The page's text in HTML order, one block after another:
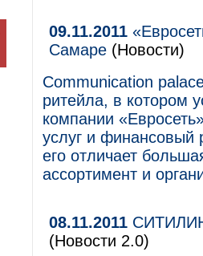
09.11.2011
Самаре (Новости)
Communication
ритейла, в котором
компании
услуг и финансовый
его отличает
ассортимент и
08.11.2011
(Новости 2.0)